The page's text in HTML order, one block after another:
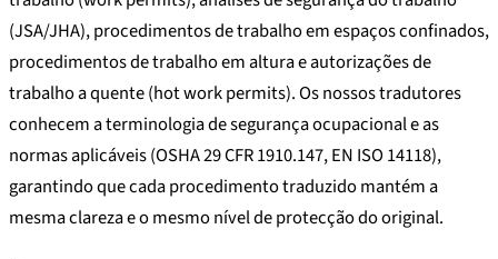
(JSA/JHA), procedimentos de trabalho em espaços confinados,
procedimentos de trabalho em altura e autorizações de
trabalho a quente (hot work permits). Os nossos tradutores
conhecem a terminologia de segurança ocupacional e as
normas aplicáveis (OSHA 29 CFR 1910.147, EN ISO 14118),
garantindo que cada procedimento traduzido mantém a
mesma clareza e o mesmo nível de protecção do original.